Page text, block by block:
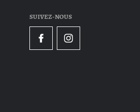
SUIVEZ-NOUS
FacebookInstagram